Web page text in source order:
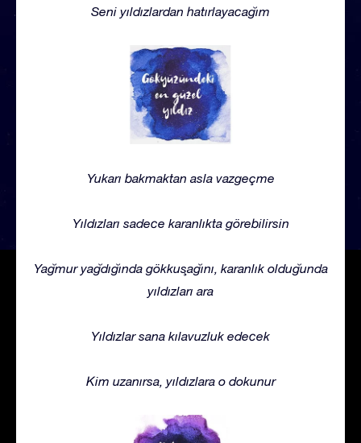
Seni yıldızlardan hatırlayacağım
Yukarı bakmaktan asla vazgeçme
Yıldızları sadece karanlıkta görebilirsin
Yağmur yağdığında gökkuşağını, karanlık olduğunda
yıldızları ara
Yıldızlar sana kılavuzluk edecek
Kim uzanırsa, yıldızlara o dokunur